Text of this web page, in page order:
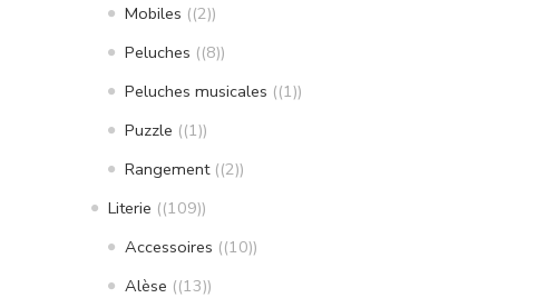
Mobiles (2)
Peluches (8)
Peluches musicales (1)
Puzzle (1)
Rangement (2)
Literie (109)
Accessoires (10)
Alèse (13)